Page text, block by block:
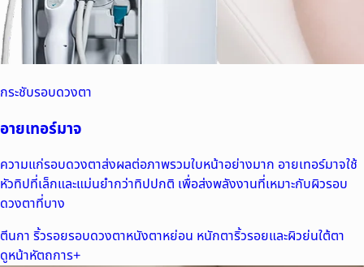
กระชับรอบดวงตา
อายเทอร์มาจ
ความแก่รอบดวงตาส่งผลต่อภาพรวมใบหน้าอย่างมาก อายเทอร์มาจใช้
หัวทิปที่เล็กและแม่นยำกว่าทิปปกติ เพื่อส่งพลังงานที่เหมาะกับผิวรอบ
ดวงตาที่บาง
ตีนกา ริ้วรอยรอบดวงตาหนังตาหย่อน หนักตาริ้วรอยและผิวย่นใต้ตา
ดูหน้าหัตถการ+